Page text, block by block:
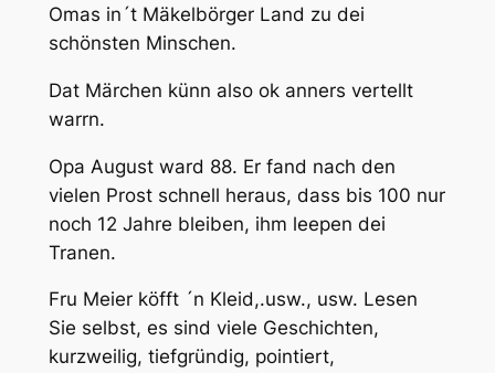
Omas in´t Mäkelbörger Land zu dei
schönsten Minschen.
Dat Märchen künn also ok anners vertellt
warrn.
Opa August ward 88. Er fand nach den
vielen Prost schnell heraus, dass bis 100 nur
noch 12 Jahre bleiben, ihm leepen dei
Tranen.
Fru Meier köfft ´n Kleid,.usw., usw. Lesen
Sie selbst, es sind viele Geschichten,
kurzweilig, tiefgründig, pointiert,